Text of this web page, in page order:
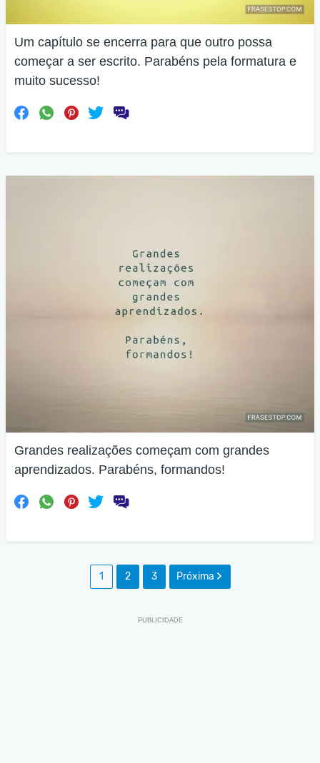
Um capítulo se encerra para que outro possa
começar a ser escrito. Parabéns pela formatura e
muito sucesso!
Grandes realizações começam com grandes
aprendizados. Parabéns, formandos!
1 2 3 Próxima